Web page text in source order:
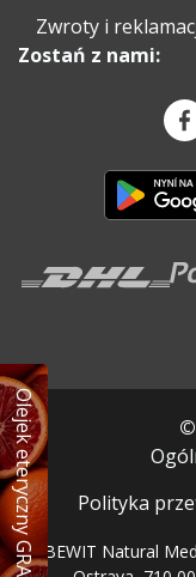
Olejek eteryczny GRATIS
Zwroty i
Zostań z nami:
©
Polityka
BEWIT Natural